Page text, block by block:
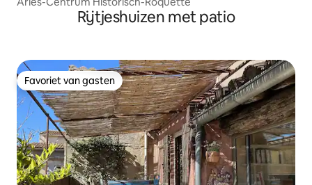
Rijtjeshuizen met patio
Favoriet van gasten
Favoriet van gasten